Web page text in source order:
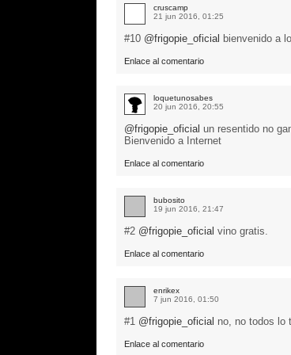
cruscamp
21 jun 2016, 01:25
#10 @frigopie_oficial bienvenido a
Enlace al comentario
loquetunosabes
20 jun 2016, 20:55
@frigopie_oficial un resentido no
Bienvenido a Internet
Enlace al comentario
bubosito
19 jun 2016, 21:47
#2 @frigopie_oficial vino gratis.
Enlace al comentario
enrikex
7 jun 2016, 01:50
#1 @frigopie_oficial no, no todos lo
Enlace al comentario